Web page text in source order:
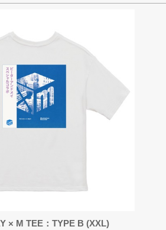
× M TEE：TYPE B (XXL)